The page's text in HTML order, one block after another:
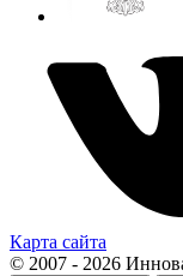
Карта сайта
© 2007 - 2026